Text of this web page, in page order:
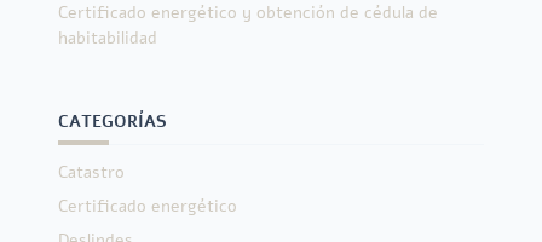
Certificado energético y obtención de cédula de
habitabilidad
CATEGORÍAS
Catastro
Certificado energético